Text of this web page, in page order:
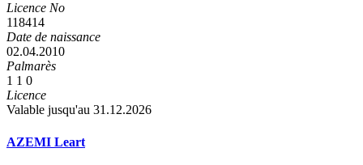
Licence No
118414
Date de naissance
02.04.2010
Palmarès
1 1 0
Licence
Valable jusqu'au 31.12.2026
AZEMI Leart